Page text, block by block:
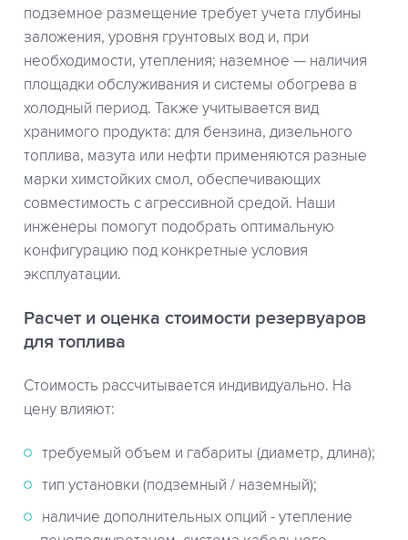
подземное размещение требует учета глубины
заложения, уровня грунтовых вод и, при
необходимости, утепления; наземное — наличия
площадки обслуживания и системы обогрева в
холодный период. Также учитывается вид
хранимого продукта: для бензина, дизельного
топлива, мазута или нефти применяются разные
марки химстойких смол, обеспечивающих
совместимость с агрессивной средой. Наши
инженеры помогут подобрать оптимальную
конфигурацию под конкретные условия
эксплуатации.
Расчет и оценка стоимости резервуаров
для топлива
Стоимость рассчитывается индивидуально. На
цену влияют:
требуемый объем и габариты (диаметр, длина);
тип установки (подземный / наземный);
наличие дополнительных опций - утепление